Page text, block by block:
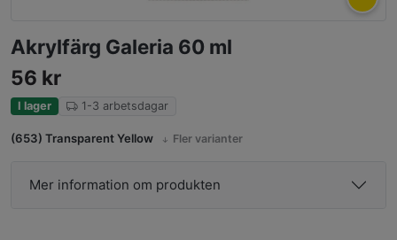
Akrylfärg Galeria 60 ml
56 kr
I lager 1-3 arbetsdagar
(653) Transparent Yellow Fler varianter
Mer information om produkten